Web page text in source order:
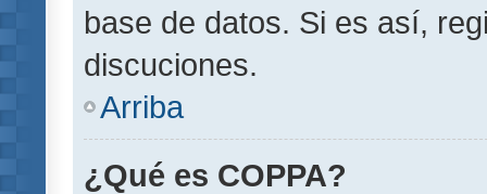
base de datos. Si es así,
discuciones.
Arriba
¿Qué es COPPA?